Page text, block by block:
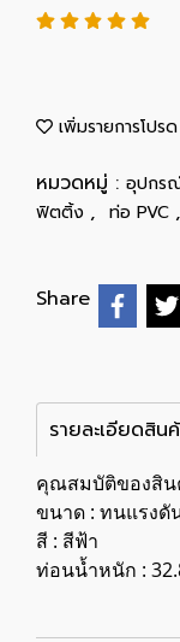
เพิ่มรายการโปรด
หมวดหมู่ : อุปกร
ฟิตติ้ง , ท่อ PVC ,
Share
รายละเอียดสิน
คุณสมบัติของสิน
ขนาด : ทนแรงดั
สี : สีฟ้า
ท่อนน้ำหนัก :